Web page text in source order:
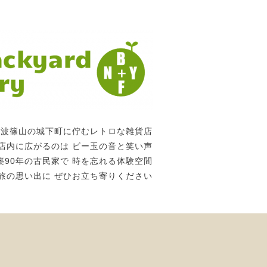
篠山の城下町に佇むレトロな雑貨店
内に広がるのは ビー玉の音と笑い声
90年の古民家で 時を忘れる体験空間
の思い出に ぜひお立ち寄りください